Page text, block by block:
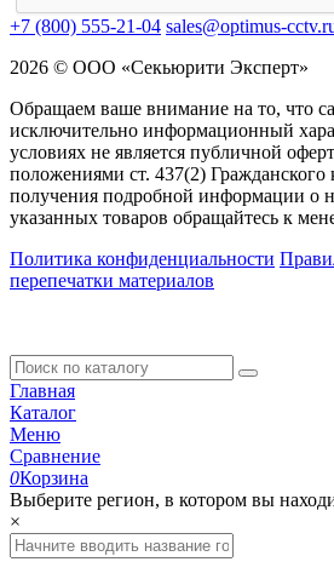
+7 (800) 555-21-04 sales@optimus-
2026 © ООО «Секьюрити Эксперт»
Обращаем ваше внимание на то, что
исключительно информационный
условиях не является публичной
положениями ст. 437(2)
получения подробной информации о
указанных товаров обращайтесь к
Политика конфиденциальности
перепечатки материалов
Главная
Каталог
Меню
Сравнение
0Корзина
Выберите регион, в котором вы
×